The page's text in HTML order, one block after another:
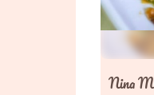
Nina